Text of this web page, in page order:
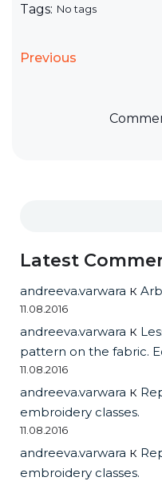
Tags: No tags
Previous
Latest
andreeva.varwara к
11.08.2016
andreeva.varwara к
pattern on the fabric.
11.08.2016
andreeva.varwara к
embroidery classes.
11.08.2016
andreeva.varwara к
embroidery classes.